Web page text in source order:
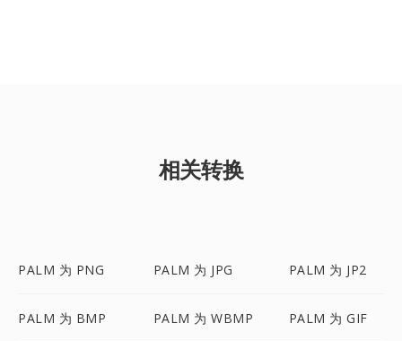
相关转换
PALM 为 PNG PALM 为 JPG PALM 为 JP2
PALM 为 BMP PALM 为 WBMP PALM 为 GIF